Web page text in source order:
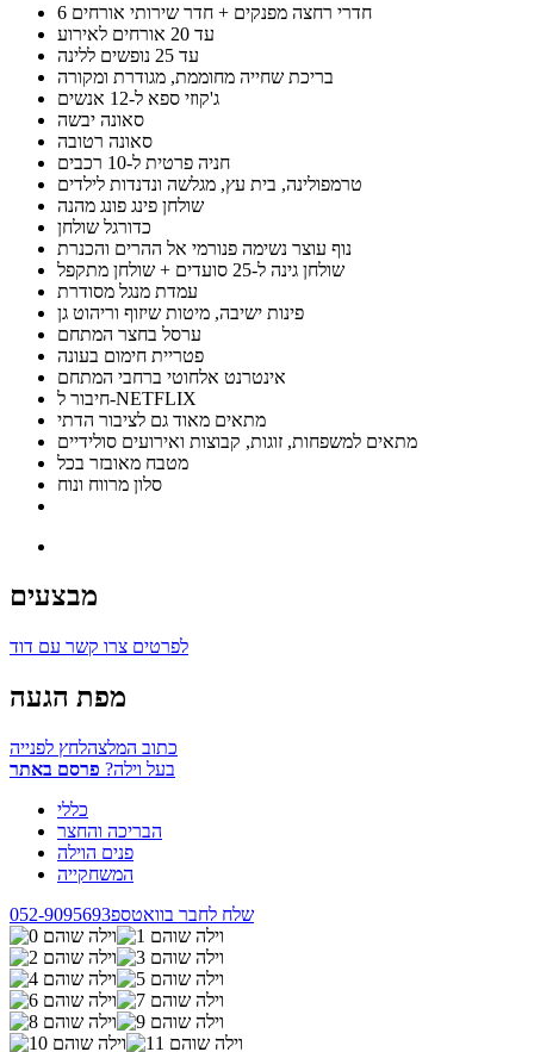
6 חדרי רחצה מפנקים + חדר שירותי אורחים
עד 20 אורחים לאירוע
עד 25 נופשים ללינה
בריכת שחייה מחוממת, מגודרת ומקורה
ג'קוזי ספא ל-12 אנשים
סאונה יבשה
סאונה רטובה
חניה פרטית ל-10 רכבים
טרמפולינה, בית עץ, מגלשה ונדנדות לילדים
שולחן פינג פונג מהנה
כדורגל שולחן
נוף עוצר נשימה פנורמי אל ההרים והכנרת
שולחן גינה ל-25 סועדים + שולחן מתקפל
עמדת מנגל מסודרת
פינות ישיבה, מיטות שיזוף וריהוט גן
ערסל בחצר המתחם
פטריית חימום בעונה
אינטרנט אלחוטי ברחבי המתחם
חיבור ל-NETFLIX
מתאים מאוד גם לציבור הדתי
מתאים למשפחות, זוגות, קבוצות ואירועים סולידיים
מטבח מאובזר בכל
סלון מרווח ונוח
מבצעים
לפרטים צרו קשר עם דוד
מפת הגעה
כתוב המלצהלחץ לפנייה
בעל וילה? פרסם באתר
כללי
הבריכה והחצר
פנים הוילה
המשחקייה
052-9095693שלח לחבר בוואטספ